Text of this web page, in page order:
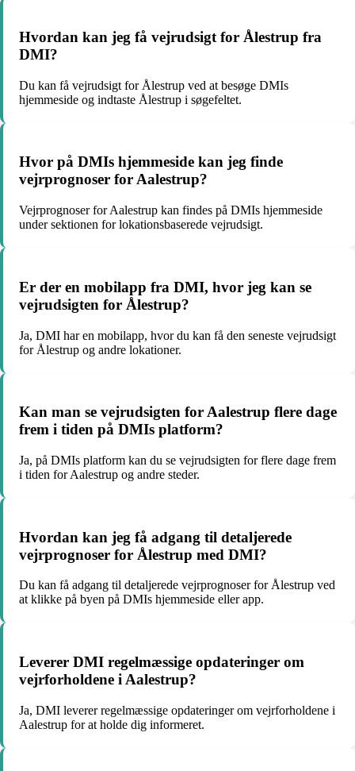
Hvordan kan jeg få vejrudsigt for Ålestrup fra
DMI?
Du kan få vejrudsigt for Ålestrup ved at besøge DMIs
hjemmeside og indtaste Ålestrup i søgefeltet.
Hvor på DMIs hjemmeside kan jeg finde
vejrprognoser for Aalestrup?
Vejrprognoser for Aalestrup kan findes på DMIs hjemmeside
under sektionen for lokationsbaserede vejrudsigt.
Er der en mobilapp fra DMI, hvor jeg kan se
vejrudsigten for Ålestrup?
Ja, DMI har en mobilapp, hvor du kan få den seneste vejrudsigt
for Ålestrup og andre lokationer.
Kan man se vejrudsigten for Aalestrup flere dage
frem i tiden på DMIs platform?
Ja, på DMIs platform kan du se vejrudsigten for flere dage frem
i tiden for Aalestrup og andre steder.
Hvordan kan jeg få adgang til detaljerede
vejrprognoser for Ålestrup med DMI?
Du kan få adgang til detaljerede vejrprognoser for Ålestrup ved
at klikke på byen på DMIs hjemmeside eller app.
Leverer DMI regelmæssige opdateringer om
vejrforholdene i Aalestrup?
Ja, DMI leverer regelmæssige opdateringer om vejrforholdene i
Aalestrup for at holde dig informeret.